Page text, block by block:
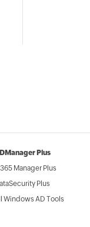
Plus
Manager Plus
Plus
Windows AD Tools